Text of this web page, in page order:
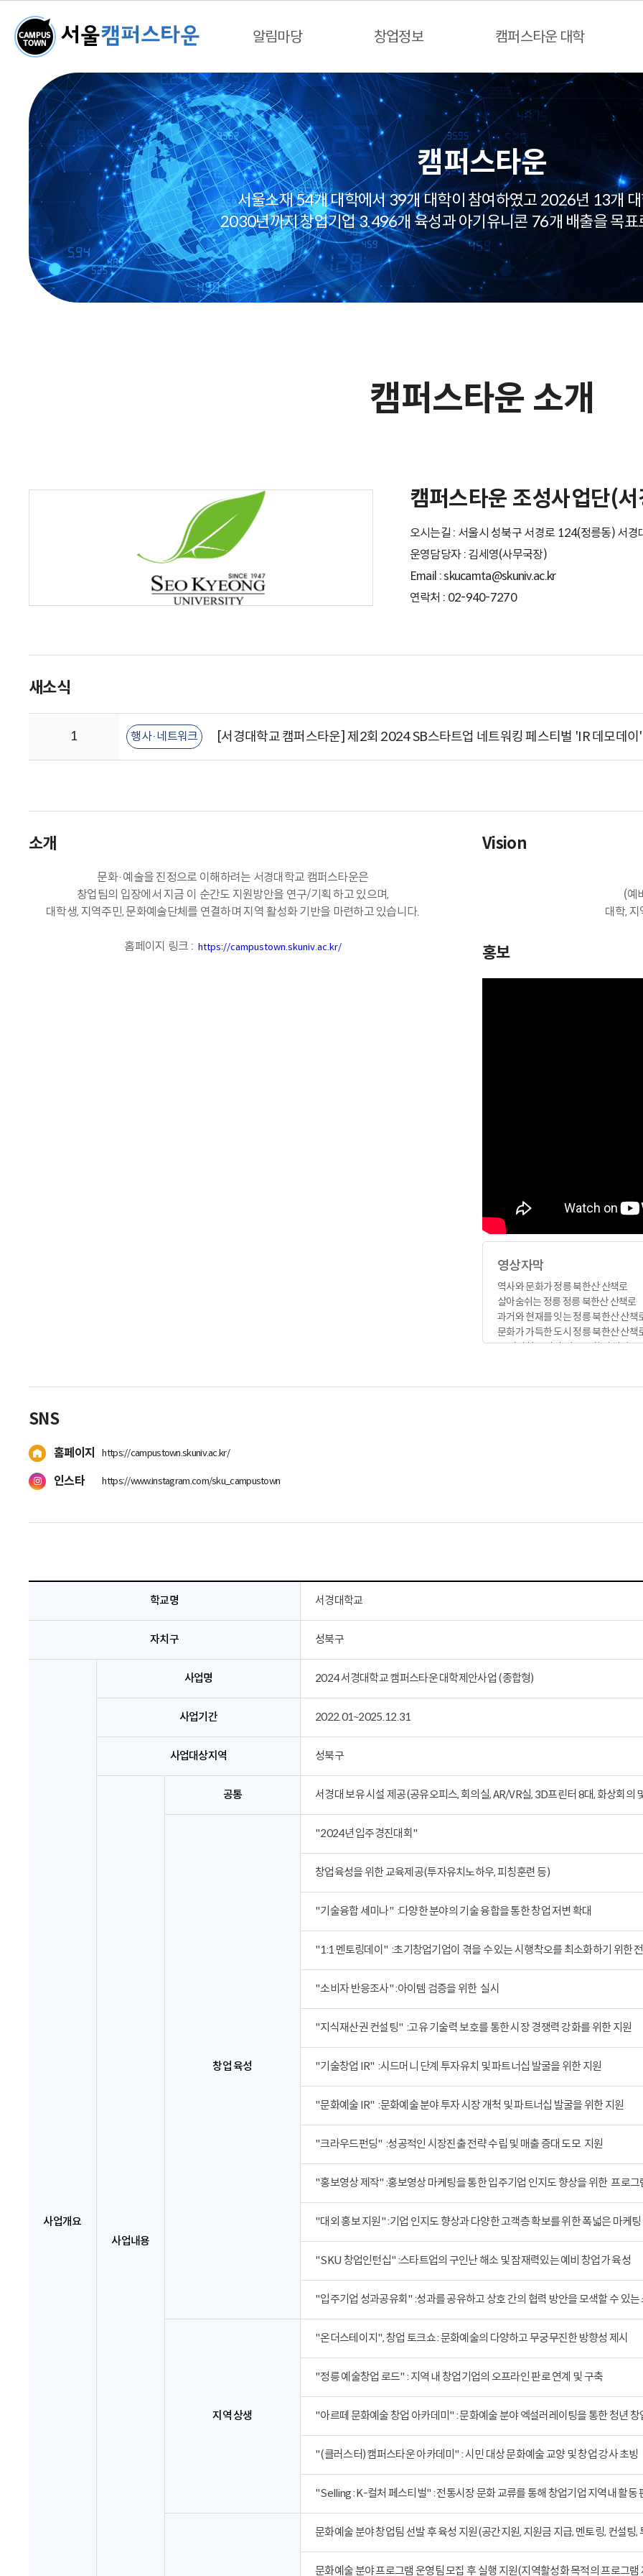
알림마당 창업정보 캠퍼스타운 대학
캠퍼스타운
서울소재 54개 대학에서 39개 대학이 참여하였고 2026년 13개 대
2030년까지 창업기업 3.496개 육성과 아기유니콘 76개 배출을 목표
캠퍼스타운 소개
캠퍼스타운 조성사업단(
오시는길 : 서울시 성북구 서경로 124(정릉동) 서
운영담당자 : 김세영(사무국장)
Email : skucamta@skuniv.ac.kr
연락처 : 02-940-7270
새소식
1 행사·네트워크 [서경대학교 캠퍼스타운] 제2회 2024 SB스타트업 네트워킹 페스티벌 'IR 데모데이
소개
문화·예술을 진정으로 이해하려는 서경대학교 캠퍼스타운은
창업팀의 입장에서 지금 이 순간도 지원방안을 연구/기획 하고 있으며,
대학생, 지역주민, 문화예술단체를 연결하며 지역 활성화 기반을 마련하고 있습니다.
홈페이지 링크 : https://campustown.skuniv.ac.kr/
Vision
(예
대학,
홍보
영상자막
역사와 문화가 정릉 북한산 산책로
살아숨쉬는 정릉 정릉 북한산 산책로
과거와 현재를 잇는 정릉 북한산 산책
문화가 가득한 도시 정릉 북한산 산책
그 발자취를 따라 정릉 북한산 산책로
(우리 모두 행복한 곳)
SNS
홈페이지 https://campustown.skuniv.ac.kr/
인스타 https://www.instagram.com/sku_campustown
학교명 서경대학교
자치구 성북구
사업개요
사업명 2024 서경대학교 캠퍼스타운 대학제안사업 (종합형)
사업기간 2022.01~2025.12.31
사업대상지역 성북구
사업내용
공통 서경대 보유 시설 제공(공유오피스, 회의실, AR/VR실, 3D프린터 8대, 화상회의
창업 육성
"2024년 입주경진대회"
창업육성을 위한 교육제공(투자유치노하우, 피칭훈련 등)
"기술융합 세미나" :다양한 분야의 기술 융합을 통한 창업 저변 확대
"1:1 멘토링데이" :초기창업기업이 겪을 수 있는 시행착오를 최소화하기 위한
"소비자 반응조사" :아이템 검증을 위한 실시
"지식재산권 컨설팅" :고유 기술력 보호를 통한 시장 경쟁력 강화를 위한 지원
"기술창업 IR" :시드머니 단계 투자유치 및 파트너십 발굴을 위한 지원
"문화예술 IR" :문화예술 분야 투자 시장 개척 및 파트너십 발굴을 위한 지원
"크라우드펀딩" :성공적인 시장진출 전략 수립 및 매출 증대 도모 지원
"홍보영상 제작" :홍보영상 마케팅을 통한 입주기업 인지도 향상을 위한 프로그
"대외 홍보 지원" :기업 인지도 향상과 다양한 고객층 확보를 위한 폭넓은 마케
"SKU 창업인턴십" :스타트업의 구인난 해소 및 잠재력있는 예비 창업가 육성
"입주기업 성과공유회" :성과를 공유하고 상호 간의 협력 방안을 모색할 수 있는
지역 상생
"온더스테이지", 창업 토크쇼 : 문화예술의 다양하고 무궁무진한 방향성 제시
"정릉 예술창업 로드" : 지역 내 창업기업의 오프라인 판로 연계 및 구축
"아르떼 문화예술 창업 아카데미" : 문화예술 분야 엑설러레이팅을 통한 청년 창
"(클러스터) 캠퍼스타운 아카데미" : 시민 대상 문화예술 교양 및 창업 강사 초빙
"Selling : K-컬처 페스티벌" : 전통시장 문화 교류를 통해 창업기업 지역내 활동
문화예술 분야 창업팀 선발 후 육성 지원(공간지원, 지원금 지급, 멘토링, 컨설팅,
문화예술 분야 프로그램 운영팀 모집 후 실행 지원(지역활성화 목적의 프로그